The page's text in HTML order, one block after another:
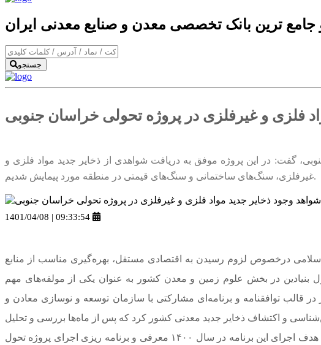
و جامع ترین بانک تخصصی معدن و صنایع معدنی ایران
جستجو
فلزی و غیرفلزی در پروژه تحولی خراسان جنوبی
گفت: در این پروژه موفق به دریافت شواهدی از ذخایر جدید مواد فلزی و
غیرفلزی، سنگ‌های ساختمانی و سنگ‌های قیمتی در منطقه مورد پیمایش شدیم.
1401/04/08 | 09:33:54
درخصوص لزوم رسیدن به اقتصادی مستقل، بهره‌گیری مناسب از منابع
بنیادین در بخش علوم زمین و معدن کشور به عنوان یکی از مولفه‌های مهم
قالب توافقنامه و برنامه‌ای مشارکتی با سازمان توسعه و نوسازی معادن و
و اکتشاف ذخایر جدید معدنی کشور کرد که پس از ماه‌ها بررسی و تحلیل
فنی در کمیته راهبردی مشترک معدنی کشور با حضور مدیران و متخصصان این بخش، استان خراسان جنوبی به عنوان نخستین هدف اجرای این برنامه در سال ۱۴۰۰ معرفی و برنامه ریزی اجرای پروژه تحول